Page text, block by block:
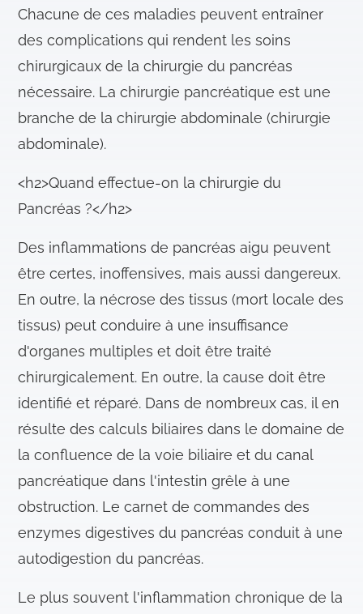
Chacune de ces maladies peuvent entraîner
des complications qui rendent les soins
chirurgicaux de la chirurgie du pancréas
nécessaire. La chirurgie pancréatique est une
branche de la chirurgie abdominale (chirurgie
abdominale).
<h2>Quand effectue-on la chirurgie du
Pancréas ?</h2>
Des inflammations de pancréas aigu peuvent
être certes, inoffensives, mais aussi dangereux.
En outre, la nécrose des tissus (mort locale des
tissus) peut conduire à une insuffisance
d'organes multiples et doit être traité
chirurgicalement. En outre, la cause doit être
identifié et réparé. Dans de nombreux cas, il en
résulte des calculs biliaires dans le domaine de
la confluence de la voie biliaire et du canal
pancréatique dans l'intestin grêle à une
obstruction. Le carnet de commandes des
enzymes digestives du pancréas conduit à une
autodigestion du pancréas.
Le plus souvent l'inflammation chronique de la